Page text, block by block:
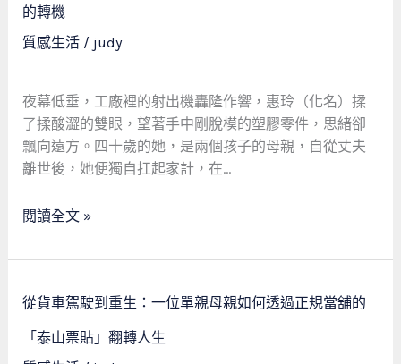
的
溫
暖
遇
的轉機
質感生活/ judy
夜幕低垂，工廠裡的射出機轟隆作響，惠玲（化名）揉
了揉酸澀的雙眼，望著手中剛脫模的塑膠零件，思緒卻
飄向遠方。四十歲的她，是兩個孩子的母親，自從丈夫
離世後，她便獨自扛起家計，在…
的
深
盞
燈
火
守
著
的
嚴
閱讀全文 »
從貨車駕駛到重生：一位單親母親如何透過正規當舖的
「泰山票貼」翻轉人生
從
貨
車
駕